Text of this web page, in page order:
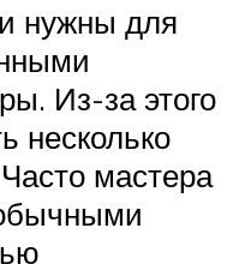
нужны для
Из-за этого
несколько
мастера